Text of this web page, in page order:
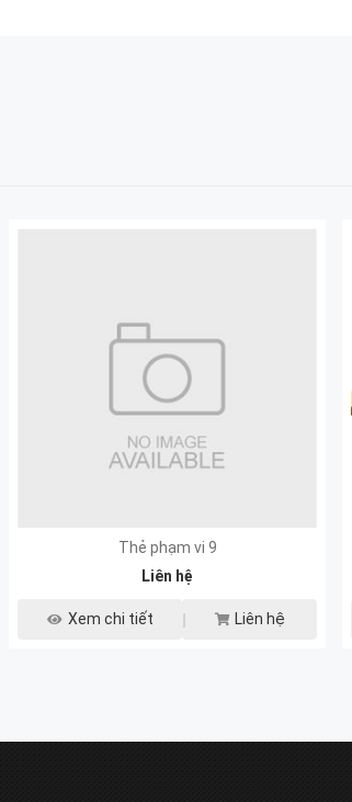
Thẻ phạm vi 9
Liên hệ
Xem chi tiết Liên hệ